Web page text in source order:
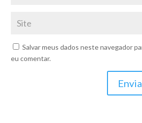
Salvar meus dados neste navegador
eu comentar.